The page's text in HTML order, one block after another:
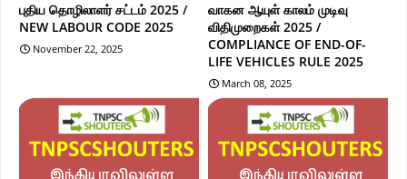
புதிய தொழிலாளர் சட்டம் 2025 /
NEW LABOUR CODE 2025
November 22, 2025
வாகன ஆயுள் காலம் முடிவு
விதிமுறைகள் 2025 /
COMPLIANCE OF END-OF-
LIFE VEHICLES RULE 2025
March 08, 2025